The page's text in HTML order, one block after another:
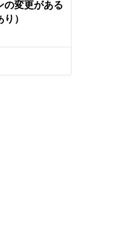
の変更がある
）